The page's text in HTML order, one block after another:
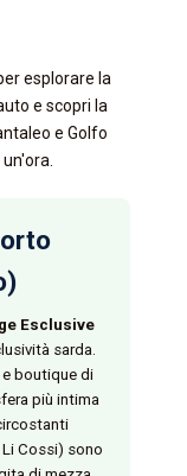
esplorare la
e scopri la
e Golfo
Esclusive
sarda.
boutique di
più intima
Cossi) sono